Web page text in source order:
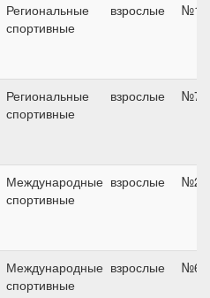
Региональные
спортивные
взрослые №1,
Региональные
спортивные
взрослые №7,
Международные
спортивные
взрослые №2,
Международные
спортивные
взрослые №6,